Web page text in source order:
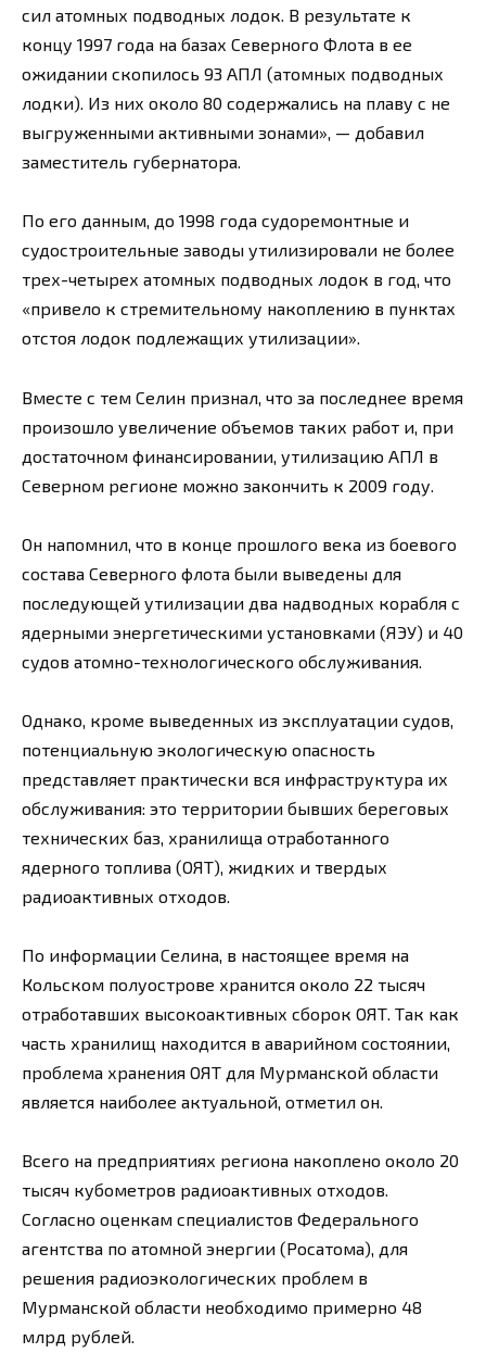
сил атомных подводных лодок. В результате к
концу 1997 года на базах Северного Флота в ее
ожидании скопилось 93 АПЛ (атомных подводных
лодки). Из них около 80 содержались на плаву с не
выгруженными активными зонами», — добавил
заместитель губернатора.
По его данным, до 1998 года судоремонтные и
судостроительные заводы утилизировали не более
трех-четырех атомных подводных лодок в год, что
«привело к стремительному накоплению в пунктах
отстоя лодок подлежащих утилизации».
Вместе с тем Селин признал, что за последнее время
произошло увеличение объемов таких работ и, при
достаточном финансировании, утилизацию АПЛ в
Северном регионе можно закончить к 2009 году.
Он напомнил, что в конце прошлого века из боевого
состава Северного флота были выведены для
последующей утилизации два надводных корабля с
ядерными энергетическими установками (ЯЭУ) и 40
судов атомно-технологического обслуживания.
Однако, кроме выведенных из эксплуатации судов,
потенциальную экологическую опасность
представляет практически вся инфраструктура их
обслуживания: это территории бывших береговых
технических баз, хранилища отработанного
ядерного топлива (ОЯТ), жидких и твердых
радиоактивных отходов.
По информации Селина, в настоящее время на
Кольском полуострове хранится около 22 тысяч
отработавших высокоактивных сборок ОЯТ. Так как
часть хранилищ находится в аварийном состоянии,
проблема хранения ОЯТ для Мурманской области
является наиболее актуальной, отметил он.
Всего на предприятиях региона накоплено около 20
тысяч кубометров радиоактивных отходов.
Согласно оценкам специалистов Федерального
агентства по атомной энергии (Росатома), для
решения радиоэкологических проблем в
Мурманской области необходимо примерно 48
млрд рублей.